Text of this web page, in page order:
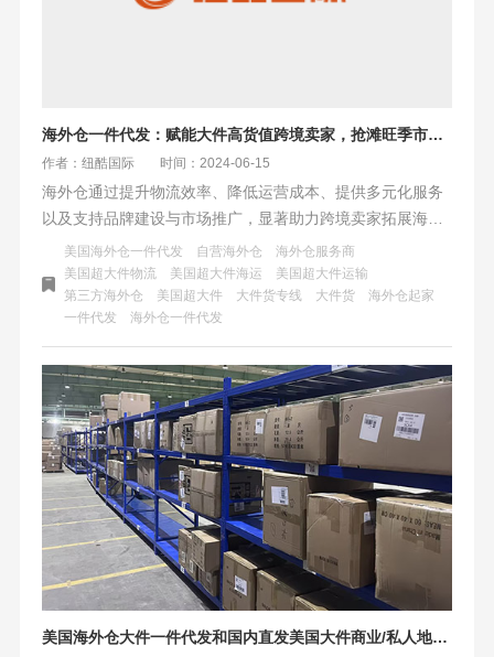
海外仓一件代发：赋能大件高货值跨境卖家，抢滩旺季市场，轻松实现爆单增长
作者：纽酷国际 时间：2024-06-15
海外仓通过提升物流效率、降低运营成本、提供多元化服务
以及支持品牌建设与市场推广，显著助力跨境卖家拓展海外
市场。特别针对大件高货值产品，海外仓一件代发模式有效
解决了存储、配送和退货等问题，提高了客户满意度和忠诚
度，使卖家在激烈的市场竞争中更具优势。
美国海外仓一件代发 自营海外仓
海外仓服务商
美国超大件物流
美国超大件海运
美国超大件运输
第三方海外仓
美国超大件 大件货专线 大件货
海外仓起家
一件代发
海外仓一件代发
美国海外仓大件一件代发和国内直发美国大件商业/私人地址哪个更有优势？